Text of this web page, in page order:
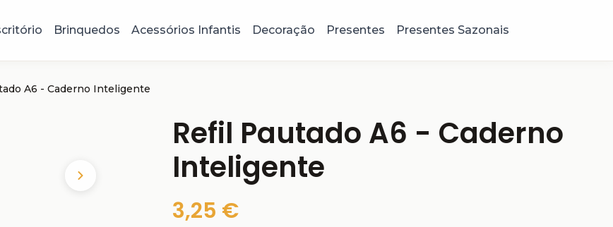
Brinquedos Acessórios Infantis Decoração Presentes Presentes Sazonais
A6 - Caderno Inteligente
Refil Pautado A6 - Caderno
Inteligente
3,25 €